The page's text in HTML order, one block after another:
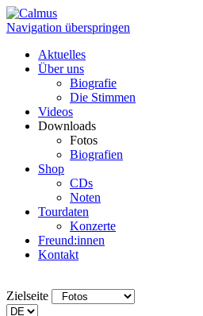
Navigation überspringen
Aktuelles
Über uns
Biografie
Die Stimmen
Videos
Downloads
Fotos
Biografien
Shop
CDs
Noten
Tourdaten
Konzerte
Freund:innen
Kontakt
Zielseite